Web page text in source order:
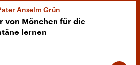
Anselm Grün
von Mönchen für die
lernen